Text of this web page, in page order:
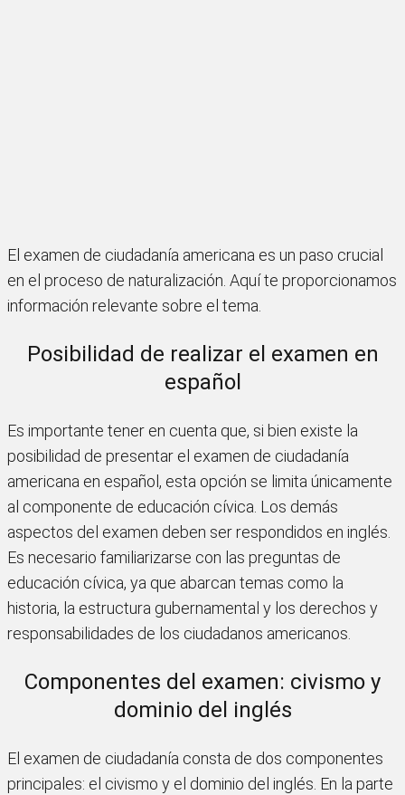
El examen de ciudadanía americana es un paso crucial
en el proceso de naturalización. Aquí te proporcionamos
información relevante sobre el tema.
Posibilidad de realizar el examen en
español
Es importante tener en cuenta que, si bien existe la
posibilidad de presentar el examen de ciudadanía
americana en español, esta opción se limita únicamente
al componente de educación cívica. Los demás
aspectos del examen deben ser respondidos en inglés.
Es necesario familiarizarse con las preguntas de
educación cívica, ya que abarcan temas como la
historia, la estructura gubernamental y los derechos y
responsabilidades de los ciudadanos americanos.
Componentes del examen: civismo y
dominio del inglés
El examen de ciudadanía consta de dos componentes
principales: el civismo y el dominio del inglés. En la parte